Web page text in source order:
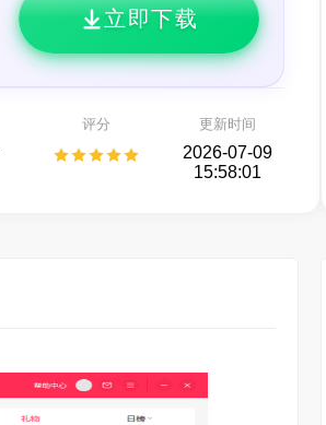
立即下载
评分 更新时间
2026-07-09
15:58:01
益盟操盘手
看股票,选好股
股票行情